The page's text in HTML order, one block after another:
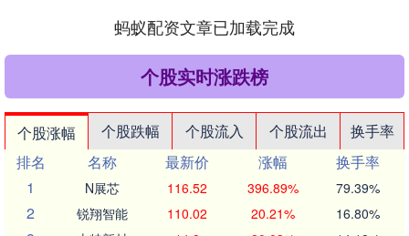
蚂蚁配资文章已加载完成
个股实时涨跌榜
个股涨幅 个股跌幅 个股流入 个股流出
换手率
排名
名称 最新价 涨幅
换手率
1
N展芯 116.52 396.89% 79.39%
2 锐翔智能 110.02 20.21% 16.80%